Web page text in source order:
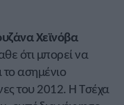
Χεϊνόβα
ότι μπορεί να
το ασημένιο
του 2012. Η Τσέχα